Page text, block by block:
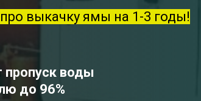
про выкачку ямы на 1-3 годы!
воды
до 96%